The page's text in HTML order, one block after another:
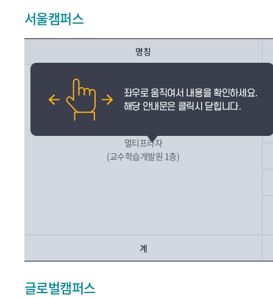
학생자율학습시설현황
서울캠퍼스
명칭
멀티프라자
(교수학습개발원 1층)
계
글로벌캠퍼스